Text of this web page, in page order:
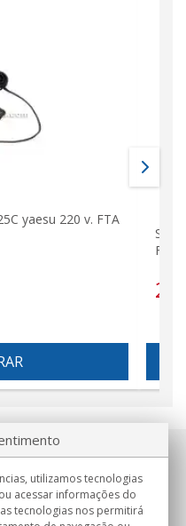
yaesu 220 v. FTA
utilizamos tecnologias
acessar informações do
tecnologias nos permitirá